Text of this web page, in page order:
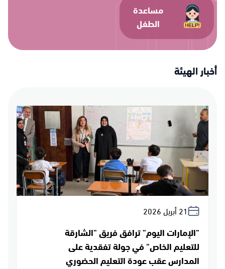
مساعدة
الطفل
أخبار الهيئة
21 أبريل 2026
"الإمارات اليوم" ترافق فريق "الشارقة
للتعليم الخاص" في جولة تفقدية على
المدارس عقب عودة التعليم الحضوري